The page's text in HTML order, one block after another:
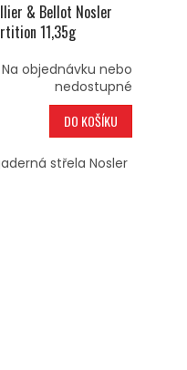
& Bellot Nosler
11,35g
Na objednávku nebo
nedostupné
DO KOŠÍKU
střela Nosler